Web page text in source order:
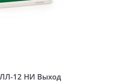
12 НИ Выход